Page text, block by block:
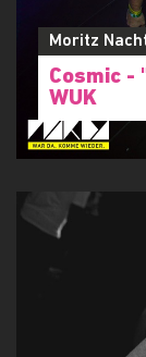
Moritz
Cosmic -
WUK